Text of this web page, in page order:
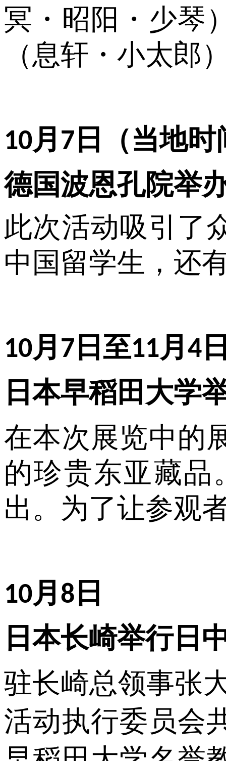
冥・昭阳・少琴
（息轩・小太郎
10月 7 日（当地时
德国波恩孔院举
此次活动吸引了
中国留学生，还
10月 7 日至11月 4
日本早稻田大学
在本次展览中的
的珍贵东亚藏品
出。为了让参观
10月 8 日
日本长崎举行日
驻长崎总领事张
活动执行委员会